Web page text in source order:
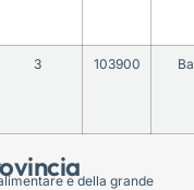
3 103900
e della grande